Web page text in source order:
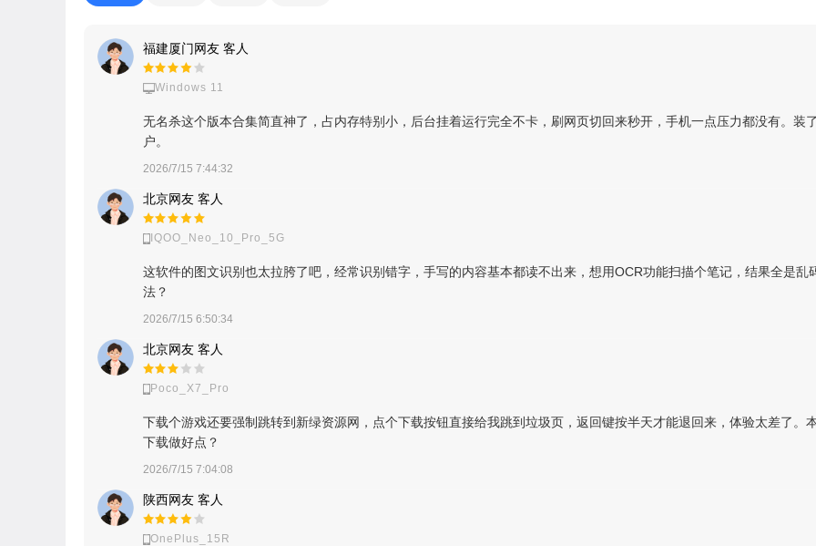
福建厦门网友 客人
Windows 11
无名杀这个版本合集简直神了，占内存特别小，后台挂着运行完全不卡，刷网页切回来秒开，手机一点压力都没有。装
户。
2026/7/15 7:44:32
北京网友 客人
IQOO_Neo_10_Pro_5G
这软件的图文识别也太拉胯了吧，经常识别错字，手写的内容基本都读不出来，想用OCR功能扫描个笔记，结果全是
法？
2026/7/15 6:50:34
北京网友 客人
Poco_X7_Pro
下载个游戏还要强制跳转到新绿资源网，点个下载按钮直接给我跳到垃圾页，返回键按半天才能退回来，体验太差了。
下载做好点？
2026/7/15 7:04:08
陕西网友 客人
OnePlus_15R